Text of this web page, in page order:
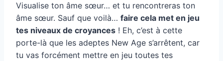
Visualise ton âme sœur… et tu rencontreras ton
âme sœur. Sauf que voilà… faire cela met en jeu
tes niveaux de croyances ! Eh, c’est à cette
porte-là que les adeptes New Age s’arrêtent, car
tu vas forcément mettre en jeu toutes tes